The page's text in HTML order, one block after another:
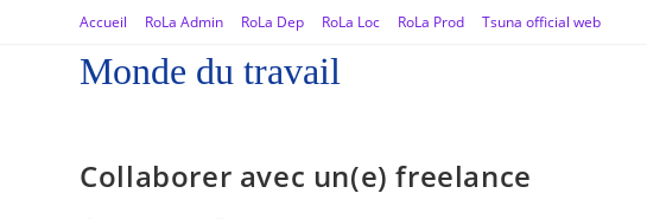
Accueil RoLa Admin RoLa Dep RoLa Loc RoLa Prod Tsuna official web
Monde du travail
Collaborer avec un(e) freelance